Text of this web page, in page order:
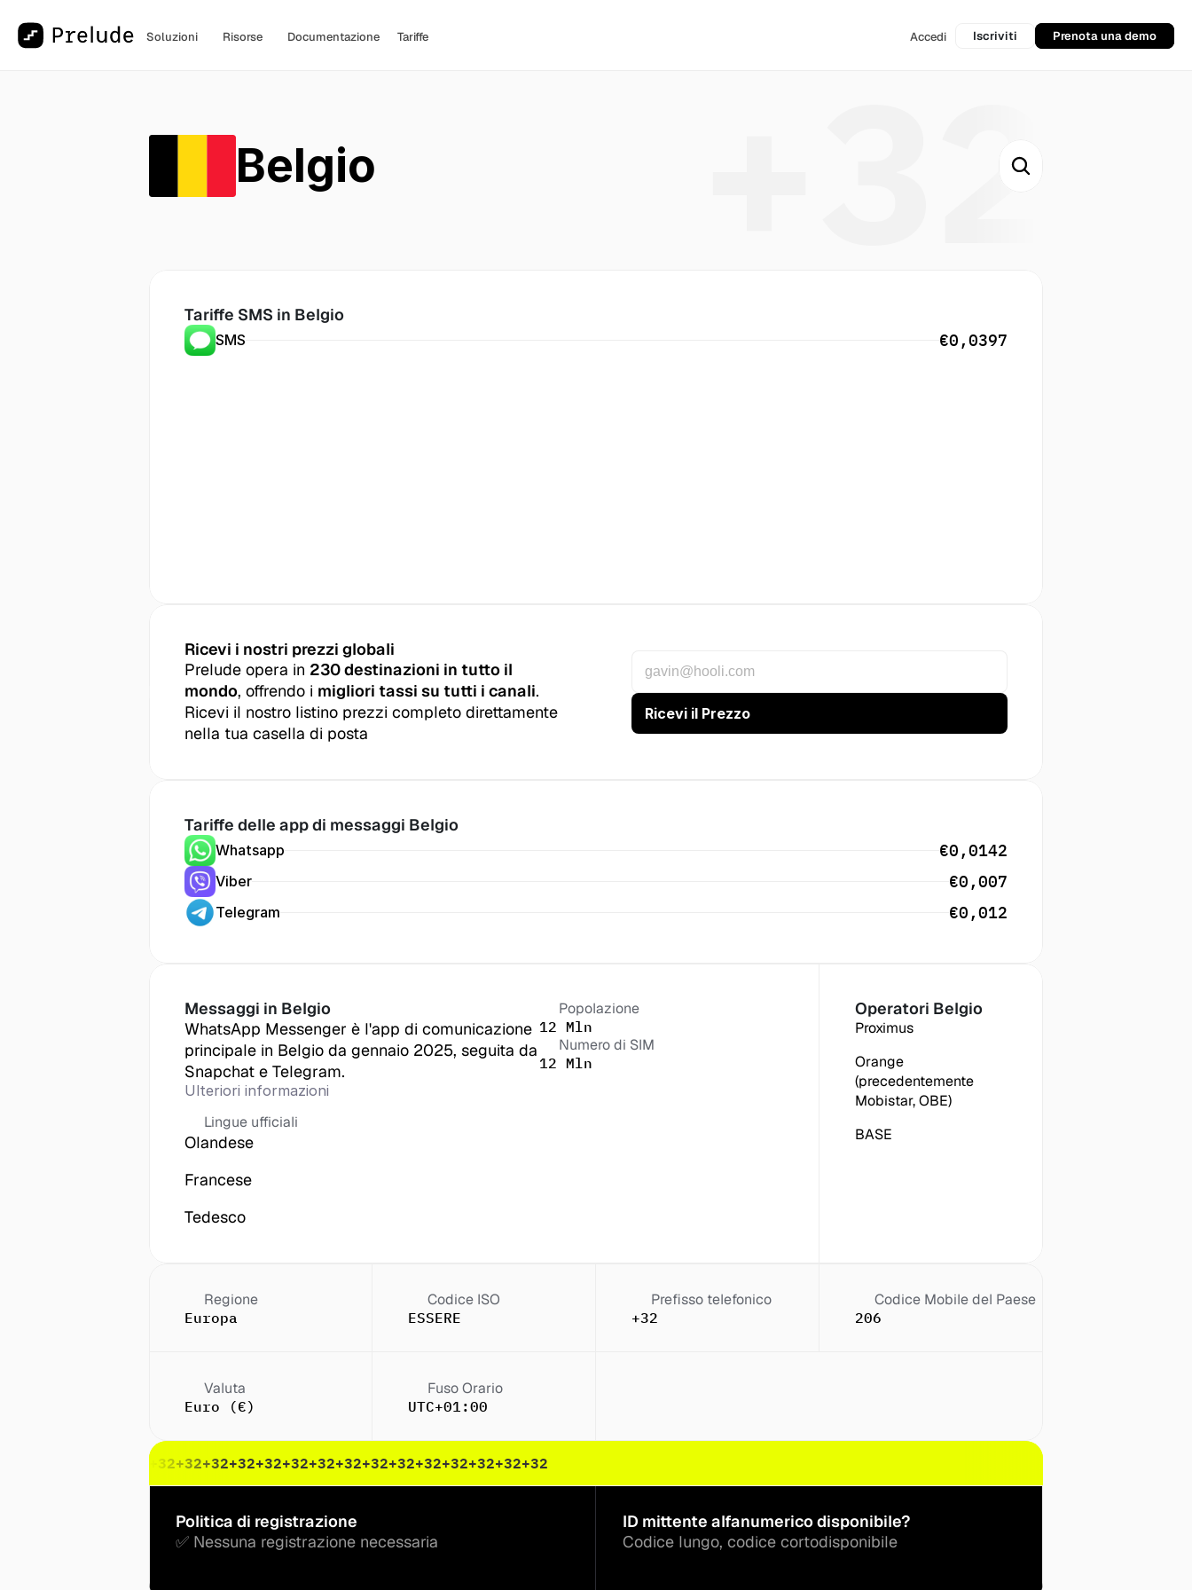
Soluzioni Risorse Documentazione Tariffe Accedi Iscriviti Prenota una demo
+32
Belgio
Tariffe SMS in Belgio
SMS €0,0397
Ricevi i nostri prezzi globali
Prelude opera in 230 destinazioni in tutto il
mondo, offrendo i migliori tassi su tutti i canali.
Ricevi il nostro listino prezzi completo direttamente
nella tua casella di posta
Tariffe delle app di messaggi Belgio
Whatsapp €0,0142
Viber €0,007
Telegram €0,012
Messaggi in Belgio
WhatsApp Messenger è l'app di comunicazione
principale in Belgio da gennaio 2025, seguita da
Snapchat e Telegram.
Ulteriori informazioni
Lingue ufficiali
Olandese
Francese
Tedesco
Popolazione
12 Mln
Numero di SIM
12 Mln
Operatori Belgio
Proximus
Orange
(precedentemente
Mobistar, OBE)
BASE
Regione
Europa
Codice ISO
ESSERE
Prefisso telefonico
+32
Codice Mobile del Paese
206
Valuta
Euro (€)
Fuso Orario
UTC+01:00
+32+32+32+32+32+32+32+32+32+32+32+32+32+32+32
Politica di registrazione
✅ Nessuna registrazione necessaria
ID mittente alfanumerico disponibile?
Codice lungo, codice cortodisponibile